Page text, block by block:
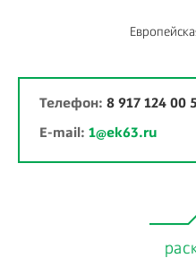
Телефон: 8 917 124 00
E-mail: 1@ek63.ru